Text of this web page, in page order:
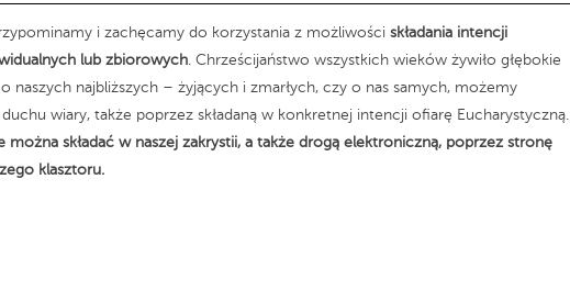
i zachęcamy do korzystania z możliwości składania intencji
lub zbiorowych. Chrześcijaństwo wszystkich wieków żywiło głębokie
naszych najbliższych – żyjących i zmarłych, czy o nas samych, możemy
wiary, także poprzez składaną w konkretnej intencji ofiarę Eucharystyczną.
można składać w naszej zakrystii, a także drogą elektroniczną, poprzez stronę
klasztoru.